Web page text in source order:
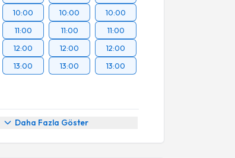
10:00
11:00
12:00
13:00
10:00
11:00
12:00
13:00
10:00
11:00
12:00
13:00
Daha Fazla Göster